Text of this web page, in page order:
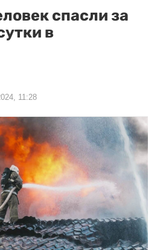
спасли за
в
11:28